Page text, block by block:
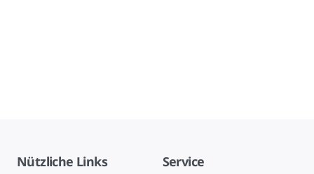
Nützliche Links Service